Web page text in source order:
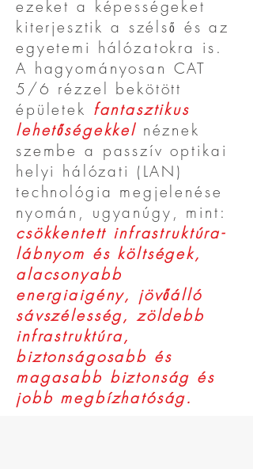
ezeket a képességeket
kiterjesztik a szélső és az
egyetemi hálózatokra is.
A hagyományosan CAT
5/6 rézzel bekötött
épületek fantasztikus
lehetőségekkelnéznek
szembe a passzív optikai
helyi hálózati (LAN)
technológia megjelenése
nyomán, ugyanúgy, mint:
csökkentett infrastruktúra-
lábnyom és költségek,
alacsonyabb
energiaigény, jövőálló
sávszélesség, zöldebb
infrastruktúra,
biztonságosabb és
magasabb biztonság és
jobb megbízhatóság.